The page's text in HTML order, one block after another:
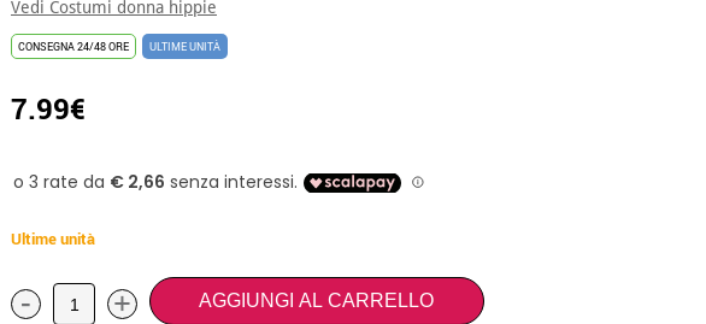
Vedi Costumi donna hippie
CONSEGNA 24/48 ORE ULTIME UNITÀ
7.99€
Ultime unità
- + AGGIUNGI AL CARRELLO